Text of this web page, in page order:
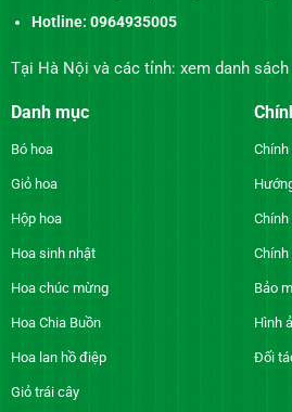
Hotline: 0964935005
Tại Hà Nội và các tỉnh: xem danh sách
Danh mục
Bó hoa
Giỏ hoa
Hộp hoa
Hoa sinh nhật
Hoa chúc mừng
Hoa Chia Buồn
Hoa lan hồ điệp
Giỏ trái cây
Bảo
Hình
Đối